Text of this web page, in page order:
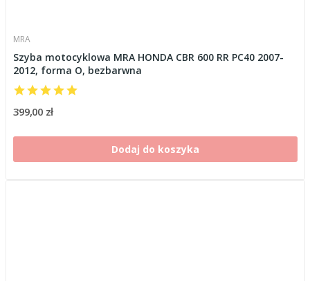
MRA
Szyba motocyklowa MRA HONDA CBR 600 RR PC40 2007-
2012, forma O, bezbarwna
399,00 zł
Dodaj do koszyka